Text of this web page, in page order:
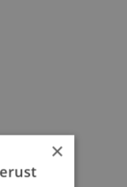
is.
×